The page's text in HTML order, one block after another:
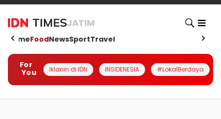
JATIM
HomeFoodNewsSportTravel
For
You
Iklanin di IDN INSIDENESIA #LokalBerdaya